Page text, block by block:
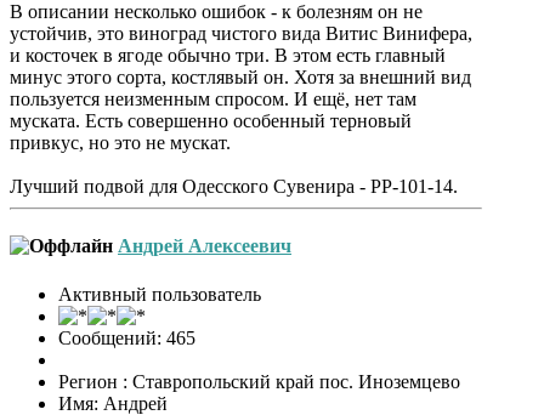
В описании несколько ошибок - к болезням он не
устойчив, это виноград чистого вида Витис Винифера,
и косточек в ягоде обычно три. В этом есть главный
минус этого сорта, костлявый он. Хотя за внешний вид
пользуется неизменным спросом. И ещё, нет там
муската. Есть совершенно особенный терновый
привкус, но это не мускат.
Лучший подвой для Одесского Сувенира - РР-101-14.
Андрей Алексеевич
Активный пользователь
Сообщений: 465
Регион : Ставропольский край пос. Иноземцево
Имя: Андрей